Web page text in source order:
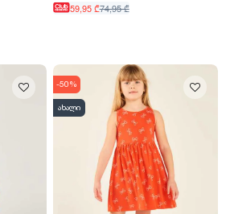
59,95 ₾74,95 ₾
-50%
ახალი